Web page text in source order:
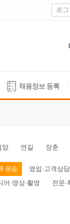
로그
채용정보 등록
양 연길 장춘
·운송 영업·고객상
어·영상·촬영
전문·